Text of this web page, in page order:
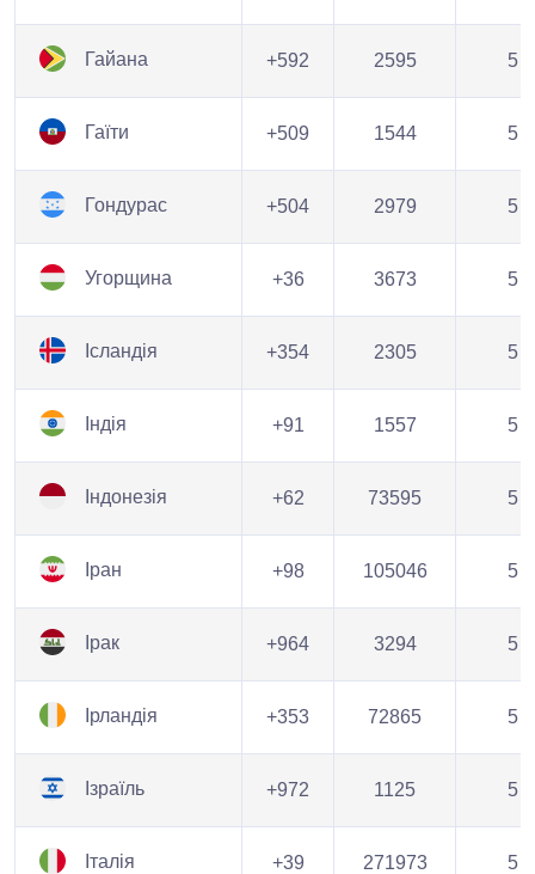
Гайана +592 2595 5
Гаїти +509 1544 5
Гондурас +504 2979 5
Угорщина +36 3673 5
Ісландія +354 2305 5
Індія +91 1557 5
Індонезія +62 73595 5
Іран +98 105046 5
Ірак +964 3294 5
Ірландія +353 72865 5
Ізраїль +972 1125 5
Італія +39 271973 5